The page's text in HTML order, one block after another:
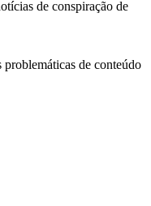
de conspiração de
de conteúdo